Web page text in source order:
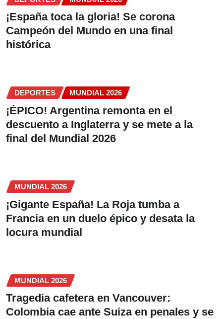
¡España toca la gloria! Se corona
Campeón del Mundo en una final
histórica
DEPORTES MUNDIAL 2026
¡ÉPICO! Argentina remonta en el
descuento a Inglaterra y se mete a la
final del Mundial 2026
MUNDIAL 2026
¡Gigante España! La Roja tumba a
Francia en un duelo épico y desata la
locura mundial
MUNDIAL 2026
Tragedia cafetera en Vancouver:
Colombia cae ante Suiza en penales y se